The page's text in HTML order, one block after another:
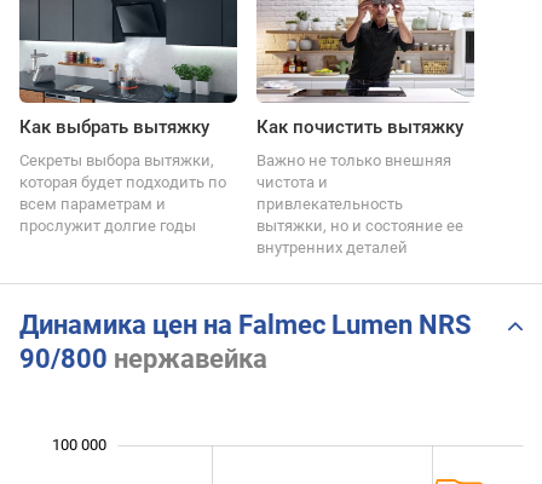
Как выбрать вытяжку
Секреты выбора вытяжки,
которая будет подходить по
всем параметрам и
прослужит долгие годы
Как почистить вытяжку
Важно не только внешняя
чистота и
привлекательность
вытяжки, но и состояние ее
внутренних деталей
Динамика цен на Falmec Lumen NRS
90/800 нержавейка
100 000